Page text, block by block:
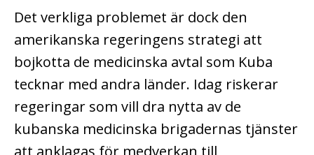
Det verkliga problemet är dock den
amerikanska regeringens strategi att
bojkotta de medicinska avtal som Kuba
tecknar med andra länder. Idag riskerar
regeringar som vill dra nytta av de
kubanska medicinska brigadernas tjänster